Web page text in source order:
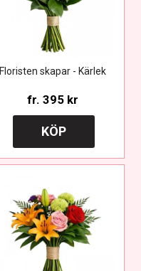
Floristen skapar - Kärlek
fr. 395 kr
KÖP